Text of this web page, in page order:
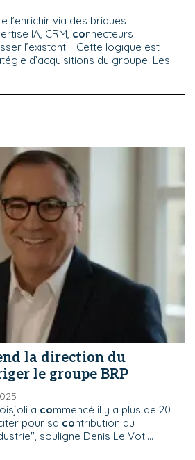
l’enrichir via des briques
IA, CRM, connecteurs
l’existant. Cette logique est
d’acquisitions du groupe. Les
la direction du
le groupe BRP
a commencé il y a plus de 20
pour sa contribution au
souligne Denis Le Vot....